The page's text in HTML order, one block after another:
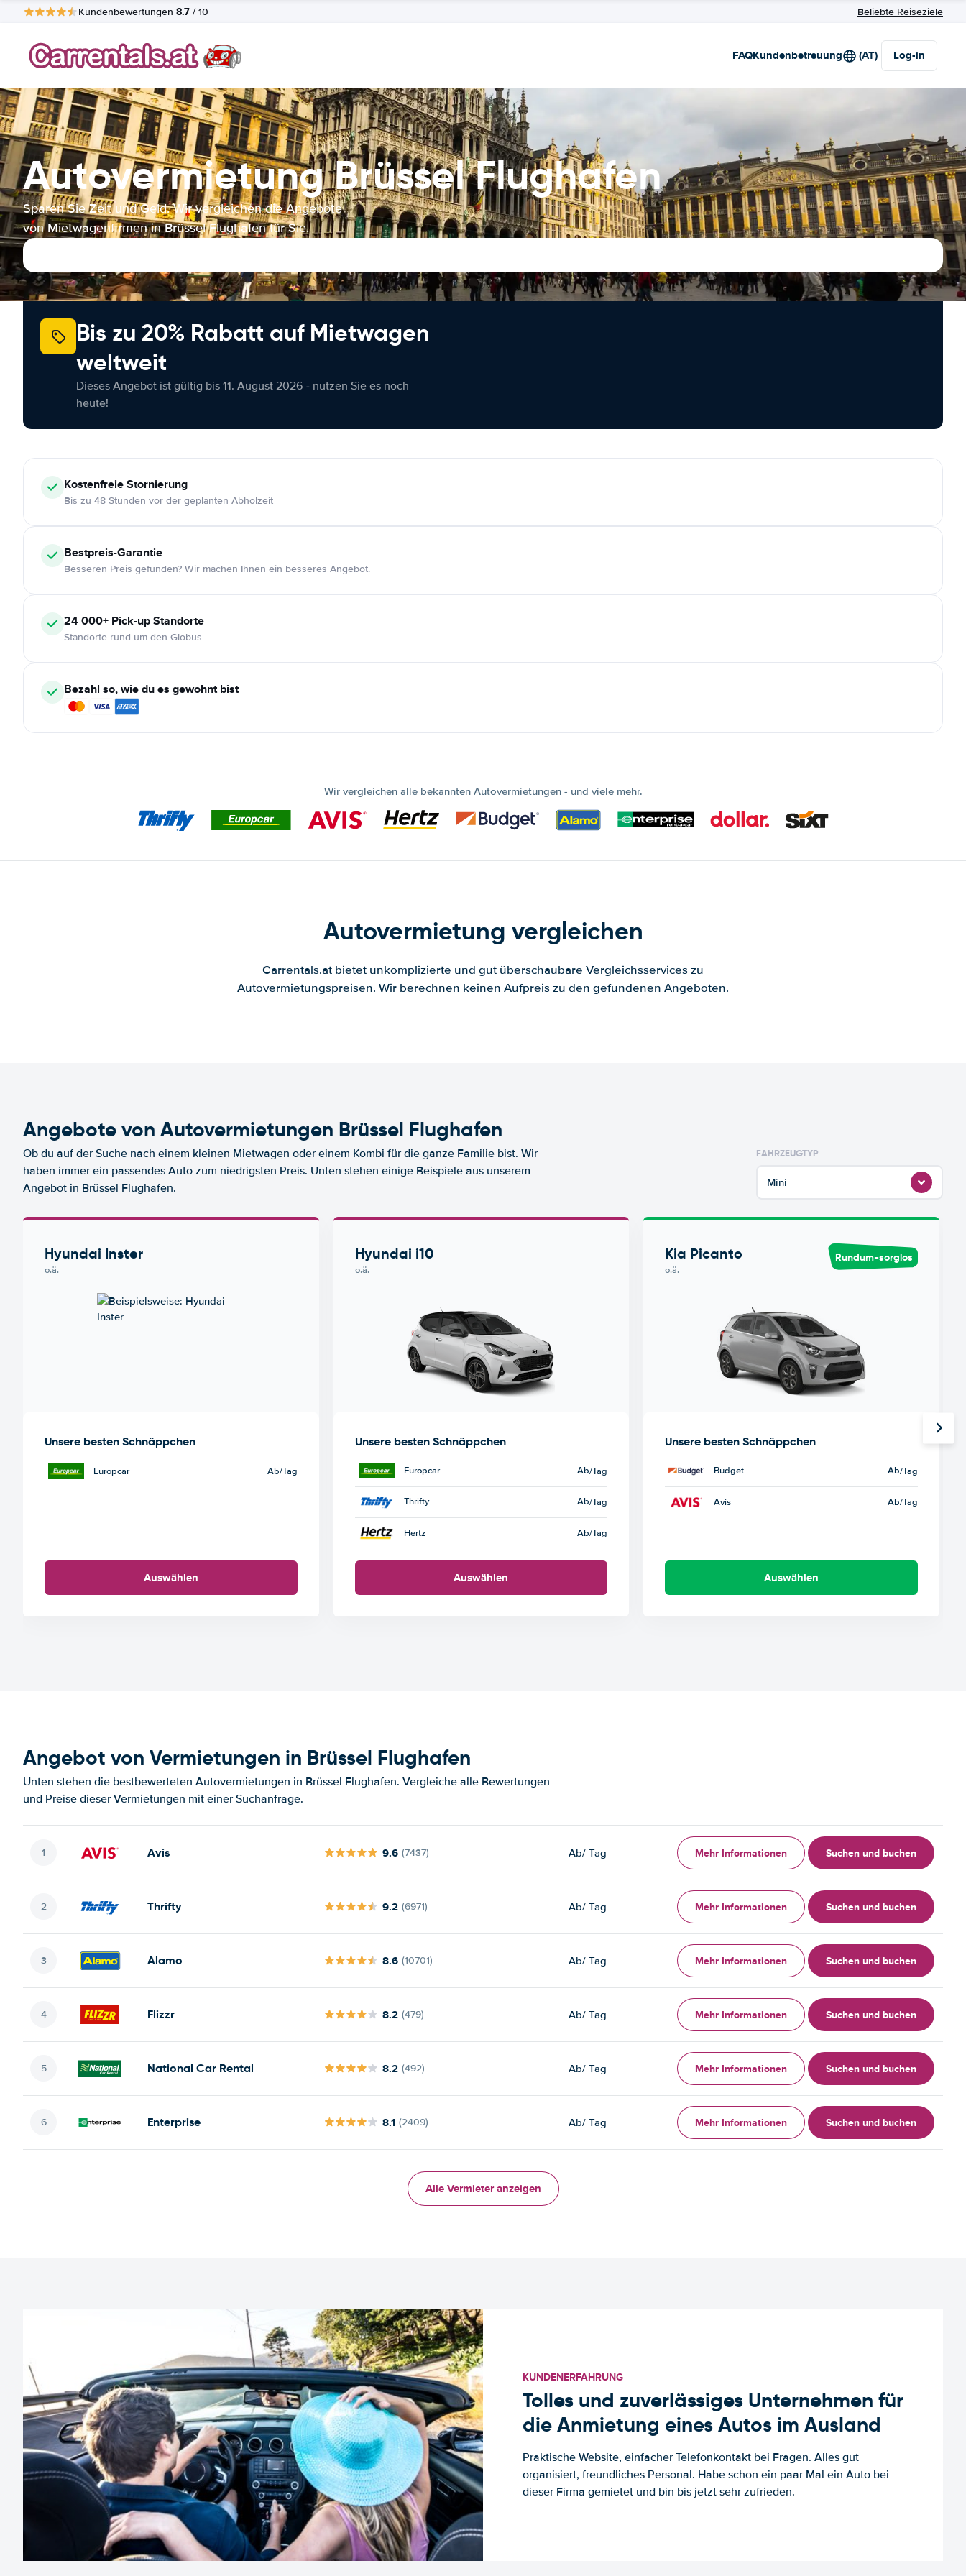
Kundenbewertungen 8.7 / 10 Beliebte Reiseziele
FAQKundenbetreuung (AT) Log-in
Autovermietung Brüssel Flughafen
Sparen Sie Zeit und Geld. Wir vergleichen die Angebote
von Mietwagenfirmen in Brüssel Flughafen für Sie.
Bis zu 20% Rabatt auf Mietwagen
weltweit
Dieses Angebot ist gültig bis 11. August 2026 - nutzen Sie es noch
heute!
KostenfreieStornierung
Bis zu 48 Stunden vor der geplanten Abholzeit
Bestpreis-Garantie
Besseren Preis gefunden? Wir machen Ihnen ein besseres Angebot.
24 000+ Pick-up Standorte
Standorte rund um den Globus
Bezahl so, wie du es gewohnt bist
Wir vergleichen alle bekannten Autovermietungen - und viele mehr.
Autovermietung vergleichen
Carrentals.at bietet unkomplizierte und gut überschaubare Vergleichsservices zu
Autovermietungspreisen. Wir berechnen keinen Aufpreis zu den gefundenen Angeboten.
Angebote von Autovermietungen Brüssel Flughafen
Ob du auf der Suche nach einem kleinen Mietwagen oder einem Kombi für die ganze Familie bist. Wir
haben immer ein passendes Auto zum niedrigsten Preis. Unten stehen einige Beispiele aus unserem
Angebot in Brüssel Flughafen.
FAHRZEUGTYP
Mini
Hyundai Inster
o.ä.
Unsere besten Schnäppchen
Europcar Ab/Tag
Auswählen
Hyundai i10
o.ä.
Unsere besten Schnäppchen
Europcar Ab/Tag
Thrifty Ab/Tag
Hertz Ab/Tag
Auswählen
Kia Picanto
o.ä.
Rundum-sorglos
Unsere besten Schnäppchen
Budget Ab/Tag
Avis Ab/Tag
Auswählen
Angebot von Vermietungen in Brüssel Flughafen
Unten stehen die bestbewerteten Autovermietungen in Brüssel Flughafen. Vergleiche alle Bewertungen
und Preise dieser Vermietungen mit einer Suchanfrage.
Avis 9.6 (7437) Ab/ Tag Mehr Informationen Suchen und buchen
Thrifty 9.2 (6971) Ab/ Tag Mehr Informationen Suchen und buchen
Alamo 8.6 (10701) Ab/ Tag Mehr Informationen Suchen und buchen
Flizzr 8.2 (479) Ab/ Tag Mehr Informationen Suchen und buchen
National Car Rental 8.2 (492) Ab/ Tag Mehr Informationen Suchen und buchen
Enterprise 8.1 (2409) Ab/ Tag Mehr Informationen Suchen und buchen
Alle Vermieter anzeigen
KUNDENERFAHRUNG
Tolles und zuverlässiges Unternehmen für
die Anmietung eines Autos im Ausland
Praktische Website, einfacher Telefonkontakt bei Fragen. Alles gut
organisiert, freundliches Personal. Habe schon ein paar Mal ein Auto bei
dieser Firma gemietet und bin bis jetzt sehr zufrieden.